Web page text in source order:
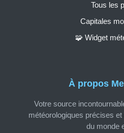
À propos
Votre source
météorologiques précises
du monde
Tous les
Capitales
🧩 Widget